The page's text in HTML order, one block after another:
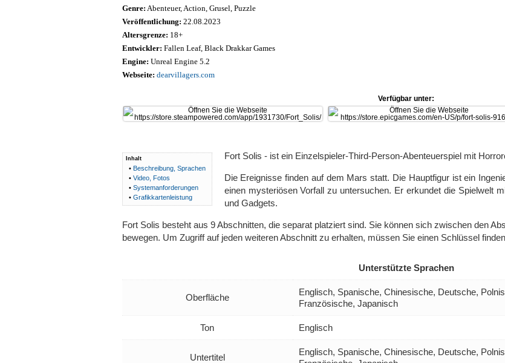
Genre: Abenteuer, Action, Grusel, Puzzle
Veröffentlichung: 22.08.2023
Altersgrenze: 18+
Entwickler: Fallen Leaf, Black Drakkar Games
Engine: Unreal Engine 5.2
Webseite: dearvillagers.com
Verfügbar unter:
Inhalt
• Beschreibung, Sprachen
• Video, Fotos
• Systemanforderungen
• Grafikkartenleistung
Fort Solis - ist ein Einzelspieler-Third-Person-Abenteuerspiel mit
Die Ereignisse finden auf dem Mars statt. Die Hauptfigur ist ein
einen mysteriösen Vorfall zu untersuchen. Er erkundet die Spielwelt
und Gadgets.
Fort Solis besteht aus 9 Abschnitten, die separat platziert sind. Sie können sich zwischen den
bewegen. Um Zugriff auf jeden weiteren Abschnitt zu erhalten, müssen Sie einen Schlüssel
Unterstützte Sprachen
Oberfläche
Englisch, Spanische, Chinesische, Deutsche,
Französische, Japanisch
Ton Englisch
Untertitel
Englisch, Spanische, Chinesische, Deutsche,